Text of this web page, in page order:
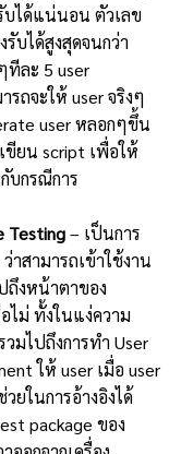
บได้แน่นอน ตัวเลข
บได้สูงสุดจนกว่า
ทีละ 5 user
รถจะให้ user จริงๆ
user หลอกๆขึ้น
ขียน script เพื่อให้
บกรณีการ
Testing– เป็นการ
าสามารถเข้าใช้งาน
ถึงหน้าตาของ
ไม่ ทั้งในแง่ความ
มไปถึงการทำ User
ให้ user เมื่อ user
ยในการอ้างอิงได้
package ของ